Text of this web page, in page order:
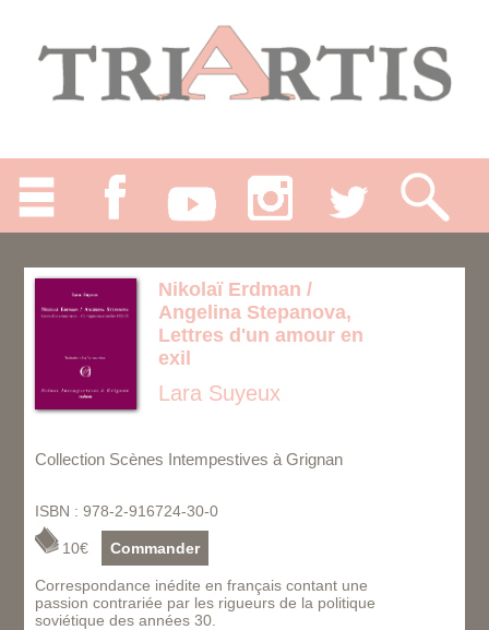
Nikolaï Erdman /
Angelina Stepanova,
Lettres d'un amour en
exil
Lara Suyeux
Collection Scènes Intempestives à Grignan
ISBN : 978-2-916724-30-0
10€ Commander
Correspondance inédite en français contant une
passion contrariée par les rigueurs de la politique
soviétique des années 30.